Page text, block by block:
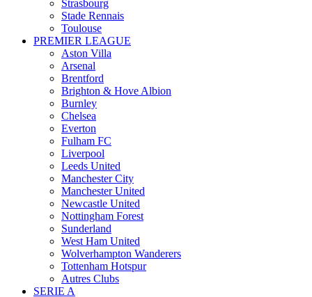
Strasbourg
Stade Rennais
Toulouse
PREMIER LEAGUE
Aston Villa
Arsenal
Brentford
Brighton & Hove Albion
Burnley
Chelsea
Everton
Fulham FC
Liverpool
Leeds United
Manchester City
Manchester United
Newcastle United
Nottingham Forest
Sunderland
West Ham United
Wolverhampton Wanderers
Tottenham Hotspur
Autres Clubs
SERIE A